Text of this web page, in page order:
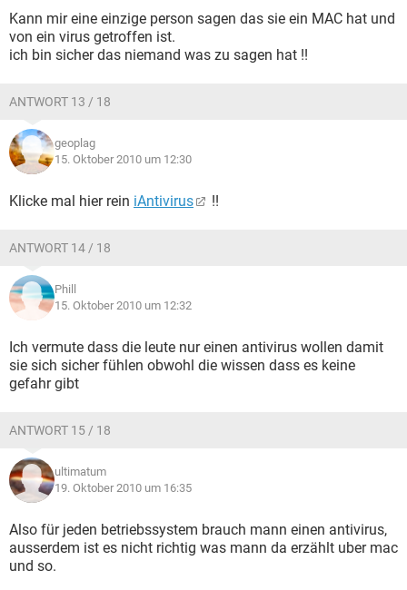
Kann mir eine einzige person sagen das sie ein MAC hat und
von ein virus getroffen ist.
ich bin sicher das niemand was zu sagen hat !!
ANTWORT 13 / 18
geoplag
15. Oktober 2010 um 12:30
Klicke mal hier rein iAntivirus !!
ANTWORT 14 / 18
Phill
15. Oktober 2010 um 12:32
Ich vermute dass die leute nur einen antivirus wollen damit
sie sich sicher fühlen obwohl die wissen dass es keine
gefahr gibt
ANTWORT 15 / 18
ultimatum
19. Oktober 2010 um 16:35
Also für jeden betriebssystem brauch mann einen antivirus,
ausserdem ist es nicht richtig was mann da erzählt uber mac
und so.